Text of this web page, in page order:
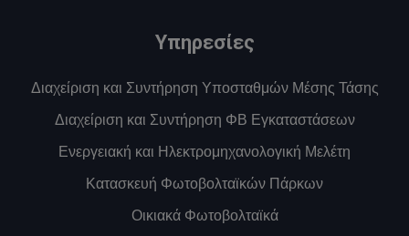
Υπηρεσίες
Διαχείριση και Συντήρηση Υποσταθμών Μέσης Τάσης
Διαχείριση και Συντήρηση ΦΒ Εγκαταστάσεων
Ενεργειακή και Ηλεκτρομηχανολογική Μελέτη
Κατασκευή Φωτοβολταϊκών Πάρκων
Οικιακά Φωτοβολταϊκά